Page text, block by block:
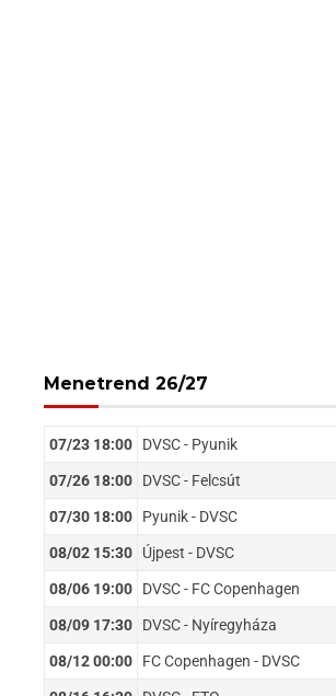
Menetrend 26/27
07/23 18:00 DVSC - Pyunik
07/26 18:00 DVSC - Felcsút
07/30 18:00 Pyunik - DVSC
08/02 15:30 Újpest - DVSC
08/06 19:00 DVSC - FC Copenhagen
08/09 17:30 DVSC - Nyíregyháza
08/12 00:00 FC Copenhagen - DVSC